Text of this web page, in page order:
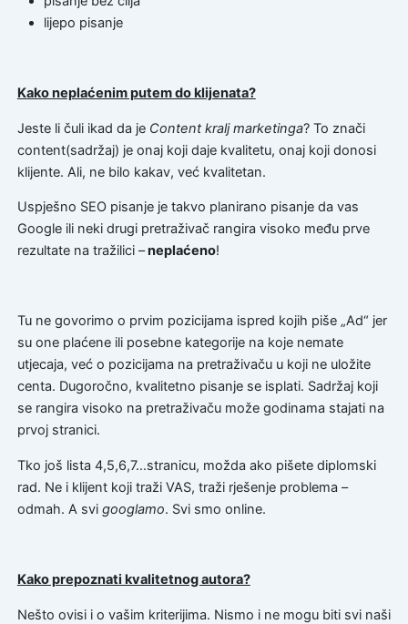
lijepo pisanje
Kako neplaćenim putem do klijenata?
Jeste li čuli ikad da je Content kralj marketinga? To znači
content(sadržaj) je onaj koji daje kvalitetu, onaj koji donosi
klijente. Ali, ne bilo kakav, već kvalitetan.
Uspješno SEO pisanje je takvo planirano pisanje da vas
Google ili neki drugi pretraživač rangira visoko među prve
rezultate na tražilici –neplaćeno!
Tu ne govorimo o prvim pozicijama ispred kojih piše „Ad“ jer
su one plaćene ili posebne kategorije na koje nemate
utjecaja, već o pozicijama na pretraživaču u koji ne uložite
centa. Dugoročno, kvalitetno pisanje se isplati. Sadržaj koji
se rangira visoko na pretraživaču može godinama stajati na
prvoj stranici.
Tko još lista 4,5,6,7…stranicu, možda ako pišete diplomski
rad. Ne i klijent koji traži VAS, traži rješenje problema –
odmah. A svi googlamo. Svi smo online.
Kako prepoznati kvalitetnog autora?
Nešto ovisi i o vašim kriterijima. Nismo i ne mogu biti svi naši